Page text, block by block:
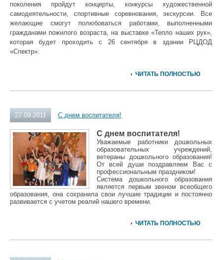
поколения пройдут концерты, конкурсы художественной
самодеятельности, спортивные соревнования, экскурсии. Все
желающие смогут полюбоваться работами, выполненными
гражданами пожилого возраста, на выставке «Тепло наших рук»,
которая будет проходить с 26 сентября в здании РЦДОД
«Спектр».
ЧИТАТЬ ПОЛНОСТЬЮ
27.09.2011 С днем воспитателя!
С днем воспитателя!
Уважаемые работники дошкольных
образовательных учреждений,
ветераны дошкольного образования!
От всей души поздравляем Вас с
профессиональным праздником!
Система дошкольного образования
является первым звеном всеобщего
образования, она сохранила свои лучшие традиции и постоянно
развивается с учетом реалий нашего времени.
ЧИТАТЬ ПОЛНОСТЬЮ